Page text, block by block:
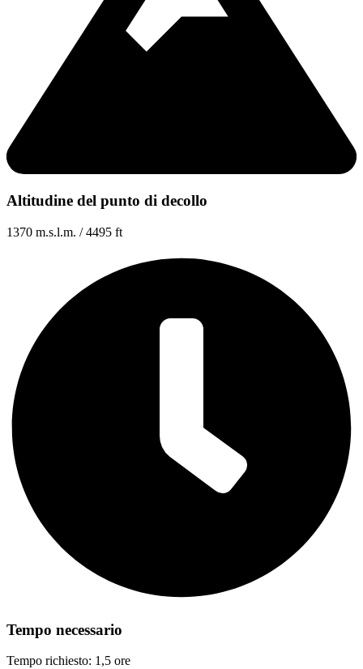
Altitudine del punto di decollo
1370 m.s.l.m. / 4495 ft
Tempo necessario
Tempo richiesto: 1,5 ore